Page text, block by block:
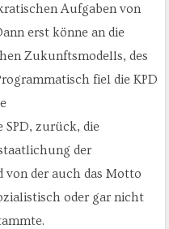
Aufgaben von
erst könne an die
Zukunftsmodells, des
fiel die KPD
SPD, zurück, die
der
der auch das Motto
oder gar nicht